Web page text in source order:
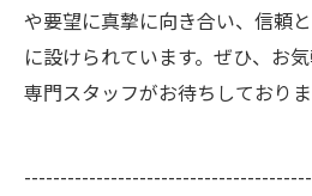
や要望に真摯に向き合い、信頼
に設けられています。ぜひ、お
専門スタッフがお待ちしておりま